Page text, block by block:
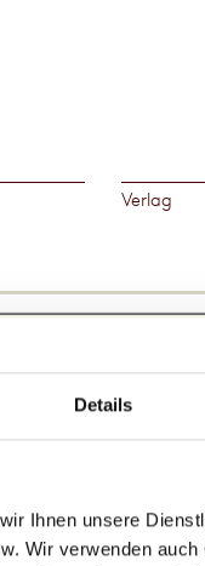
Details
Ihnen unsere
Wir verwenden
Verlag